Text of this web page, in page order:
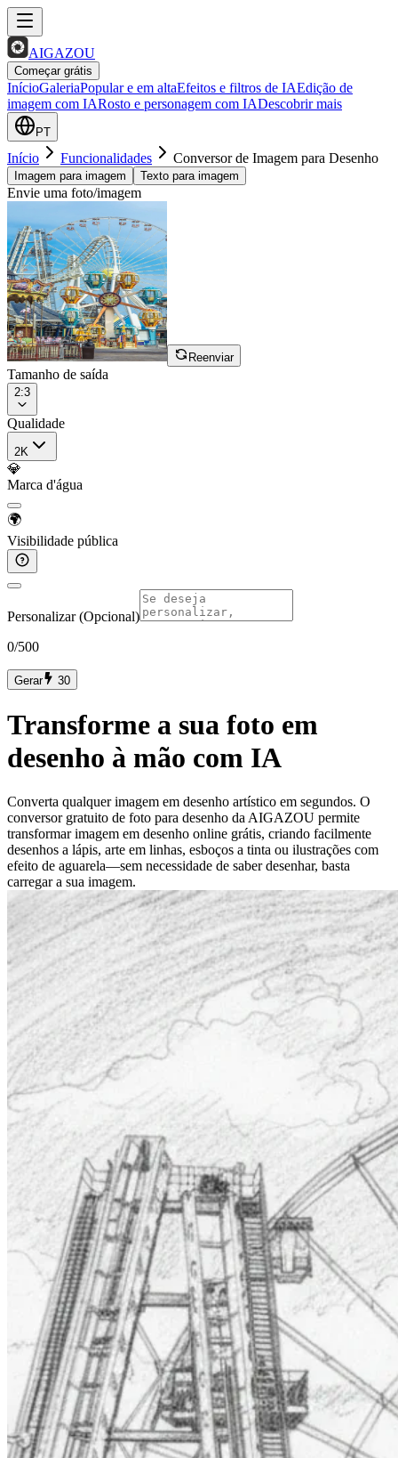
AIGAZOU
Começar grátis
InícioGaleriaPopular e em altaEfeitos e filtros de IAEdição de
imagem com IARosto e personagem com IADescobrir mais
PT
Início Funcionalidades Conversor de Imagem para Desenho
Imagem para imagem Texto para imagem
Envie uma foto/imagem
Reenviar
Tamanho de saída
2:3
Qualidade
2K
💎
Marca d'água
🌍
Visibilidade pública
Personalizar (Opcional)
0/500
Gerar 30
Transforme a sua foto em
desenho à mão com IA
Converta qualquer imagem em desenho artístico em segundos. O
conversor gratuito de foto para desenho da AIGAZOU permite
transformar imagem em desenho online grátis, criando facilmente
desenhos a lápis, arte em linhas, esboços a tinta ou ilustrações com
efeito de aguarela—sem necessidade de saber desenhar, basta
carregar a sua imagem.